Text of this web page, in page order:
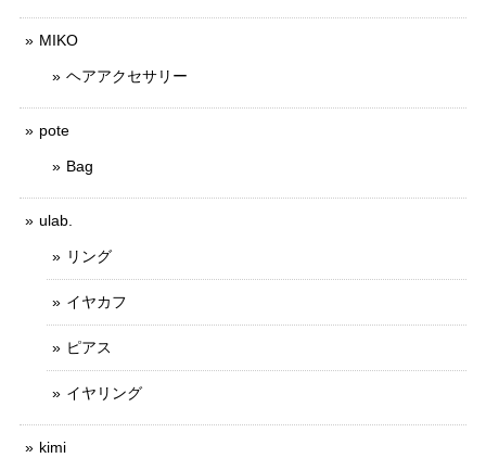
MIKO
ヘアアクセサリー
pote
Bag
ulab.
リング
イヤカフ
ピアス
イヤリング
kimi